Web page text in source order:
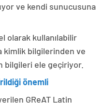
ve kendi sunucusuna
olarak kullanılabilir
kimlik bilgilerinden ve
bilgileri ele geçiriyor.
önemli
GReAT Latin